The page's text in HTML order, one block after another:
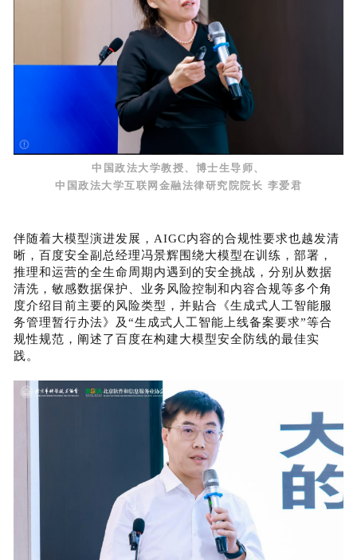
中国政法大学教授、博士生导师、
中国政法大学互联网金融法律研究院院长 李爱君
伴随着大模型演进发展，AIGC内容的合规性要求也越发清
晰，百度安全副总经理冯景辉围绕大模型在训练，部署，
推理和运营的全生命周期内遇到的安全挑战，分别从数据
清洗，敏感数据保护、业务风险控制和内容合规等多个角
度介绍目前主要的风险类型，并贴合《生成式人工智能服
务管理暂行办法》及“生成式人工智能上线备案要求”等合
规性规范，阐述了百度在构建大模型安全防线的最佳实
践。